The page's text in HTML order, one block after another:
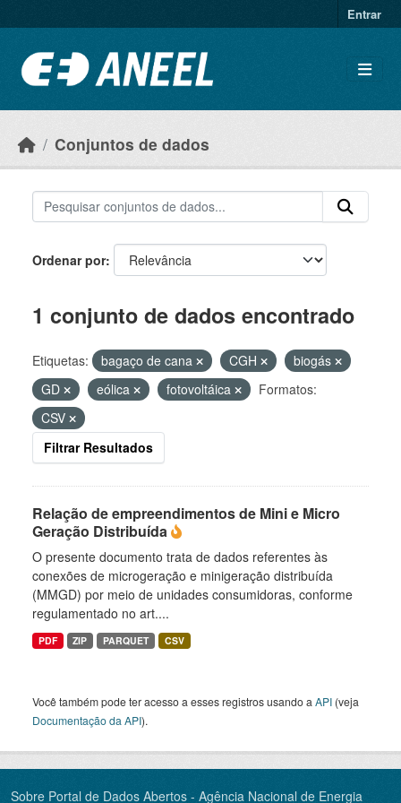
Entrar
Conjuntos de dados
Ordenar por
1 conjunto de dados encontrado
Etiquetas: bagaço de cana CGH
biogás
GD
eólica fotovoltáica
Formatos:
CSV
Filtrar Resultados
Relação de empreendimentos de Mini e Micro
Geração Distribuída
O presente documento trata de dados referentes às
conexões de microgeração e minigeração distribuída
(MMGD) por meio de unidades consumidoras, conforme
regulamentado no art....
PDF ZIP PARQUET CSV
Você também pode ter acesso a esses registros usando a API (veja
Documentação da API).
Sobre Portal de Dados Abertos - Agência Nacional de Energia